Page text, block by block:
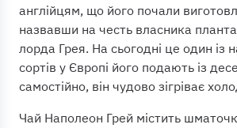
англійцям, що його почали
назвавши на честь власника
лорда Грея. На сьогодні це один із
сортів у Європі його подають із
самостійно, він чудово зігріває
Чай Наполеон Грей містить